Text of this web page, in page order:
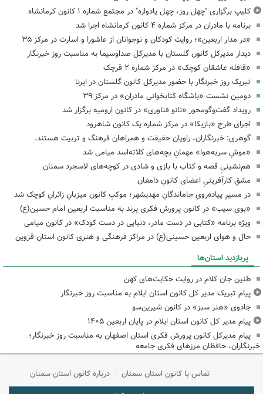
کلیپ برگزاری "چهل روز، چهل یادواره" در مجتمع شماره ۱ کانون کرمانشاه
برنامه با مادران در مرکز شماره ۴ کانون کرمانشاه اجرا شد
«در مدار اربعین»؛ روایت کودکان و نوجوانان از عاشورا و اسارت در مرکز ۳۵
دیدار مدیرکل کانون گلستان با مدیرکل صداوسیما به مناسبت روز خبرنگار
«قافله عاشقان کوچک» در مرکز شماره ۲ قرچک
تبریک روز خبرنگار با حضور مدیرکل کانون گلستان در ایرنا
دومین نشست «باشگاه کتابخوانی مادران» در مرکز ۳۹
رویداد گفت‌وگومحور «نانو فناوری» در کانون ارومیه برگزار شد
اجرای طرح «بازیکا» در مرکز شماره یک کانون شاهرود
گوهری: خبرنگاران، راویان حقیقت و همراهان فرهنگ و تربیت هستند.
«موشِ سربه‌هوا» مهمانِ بچه‌های کلاته‌اسد میامی شد
هم‌نشینیِ قصه و کتاب با بازی و شادی در کوچه‌های لاسجرد سمنان
مشقِ کارآفرینیِ اعضای کانونِ دامغان
در مسیرِ پیاده‌رویِ جاماندگانِ مهدیشهر؛ موکبِ کانون میزبانِ زائرانِ کوچک شد
«بوی سیب» در کانون پرورش فکری پرند به مناسبت اربعین امام حسین(ع)
ویژه برنامه «کتابی در دست مادر، دنیایی در دست کودک» در کانون میامی
حال و هوای اربعین حسینی(ع) در مراکز فرهنگی و هنری کانون استان قزوین
پربازدید استان‌ها
طنین جان کلام در روایت حکایت‌های کهن
پیام تبریک مدیر کل کانون استان ایلام به مناسبت روز خبرنگار
جادوی «هنر سبز» در کانون شیرین‌سو
پیام مدیر کل کانون استان ایلام در پایان اربعین ۱۴۰۵
پیام مدیرکل کانون پرورش فکری استان اصفهان به مناسبت روز خبرنگار؛
خبرنگاران، حافظان مرزهای فکری جامعه
تماس با کانون استان سمنان درباره کانون استان سمنان